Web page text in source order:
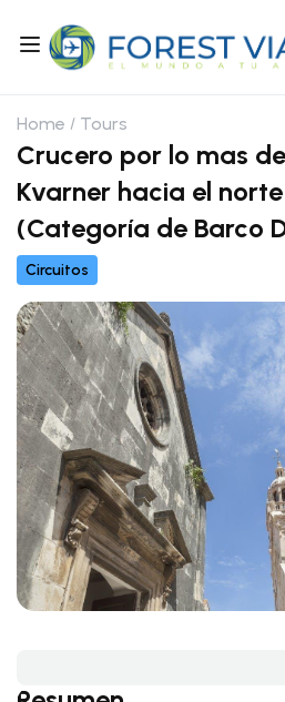
Home Tours
Crucero por lo mas
Kvarner hacia el
(Categoría de Barco
Circuitos